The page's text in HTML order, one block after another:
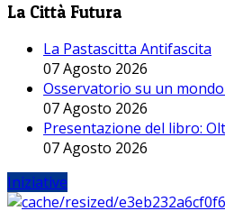
La Città Futura
La Pastascitta Antifascita
07 Agosto 2026
Osservatorio su un
07 Agosto 2026
Presentazione del libro:
07 Agosto 2026
Iniziative